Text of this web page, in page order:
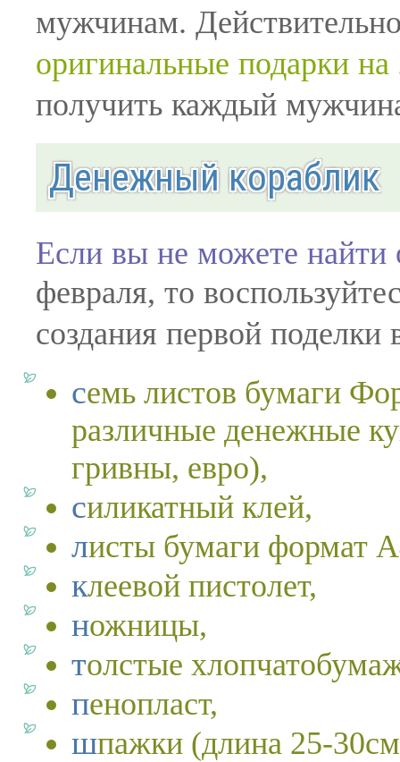
мужчинам.
оригинальные подарки
получить каждый
Денежный кораблик
Если вы не можете найти
февраля, то
создания первой поделки
семь листов бумаги Формата А4, где изображены
различные денежные
гривны, евро),
силикатный клей,
листы бумаги формат
клеевой пистолет,
ножницы,
толстые
пенопласт,
шпажки (длина 25-